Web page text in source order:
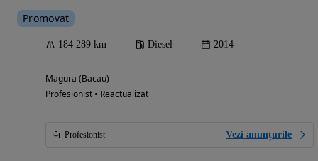
Promovat
184 289 km Diesel 2014
Magura (Bacau)
Profesionist • Reactualizat
Profesionist Vezi anunțurile